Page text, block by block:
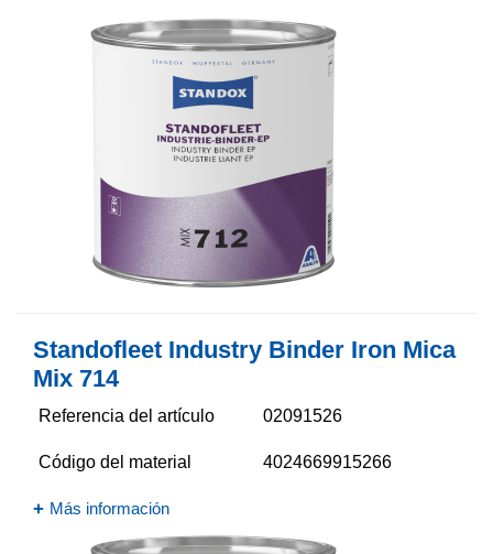
Standofleet Industry Binder Iron Mica
Mix 714
Referencia del artículo 02091526
Código del material 4024669915266
Más información